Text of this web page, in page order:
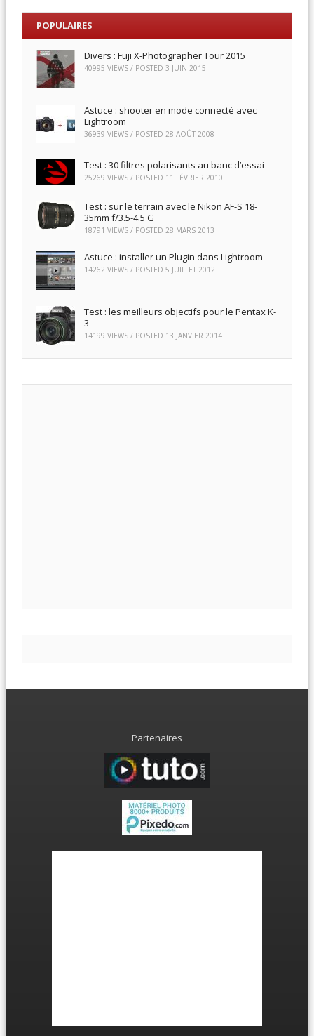
POPULAIRES
Divers : Fuji X-Photographer Tour 2015
40995 VIEWS / POSTED 3 JUIN 2015
Astuce : shooter en mode connecté avec
Lightroom
36939 VIEWS / POSTED 28 AOÛT 2008
Test : 30 filtres polarisants au banc d’essai
25269 VIEWS / POSTED 11 FÉVRIER 2010
Test : sur le terrain avec le Nikon AF-S 18-
35mm f/3.5-4.5 G
18791 VIEWS / POSTED 28 MARS 2013
Astuce : installer un Plugin dans Lightroom
14262 VIEWS / POSTED 5 JUILLET 2012
Test : les meilleurs objectifs pour le Pentax K-
3
14199 VIEWS / POSTED 13 JANVIER 2014
Partenaires